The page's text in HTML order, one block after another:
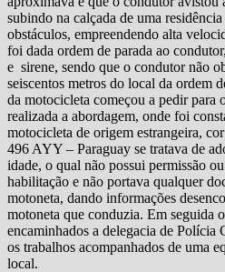
subindo na calçada de uma
obstáculos, empreendendo alta
foi dada ordem de parada ao
e sirene, sendo que o condutor não
seiscentos metros do local da ordem
da motocicleta começou a pedir para
realizada a abordagem, onde foi
motocicleta de origem estrangeira,
496 AYY – Paraguay se tratava de
idade, o qual não possui permissão
habilitação e não portava qualquer
motoneta, dando informações
motoneta que conduzia. Em seguida
encaminhados a delegacia de
os trabalhos acompanhados de uma
local.